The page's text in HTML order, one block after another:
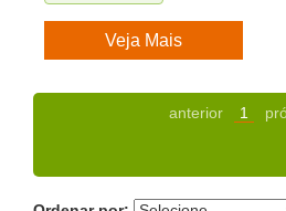
Veja Mais
anterior 1